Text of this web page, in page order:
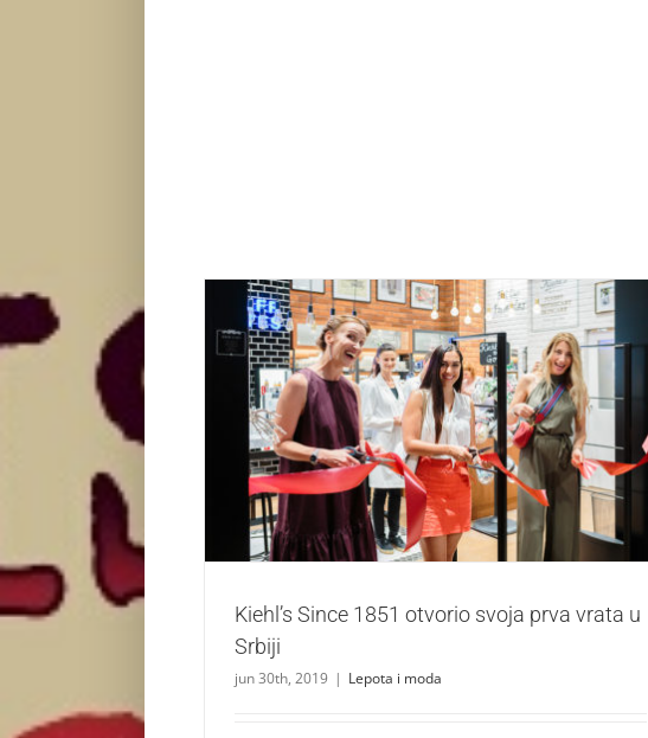
Kiehl’s Since 1851 otvorio svoja prva vrata u Srbiji
Lepota i moda
Kiehl’s Since 1851 otvorio svoja prva vrata u
Srbiji
jun 30th, 2019 | Lepota i moda